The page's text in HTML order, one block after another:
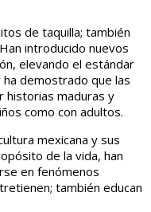
de taquilla; también
introducido nuevos
elevando el estándar
demostrado que las
historias maduras y
como con adultos.
mexicana y sus
de la vida, han
en fenómenos
también educan